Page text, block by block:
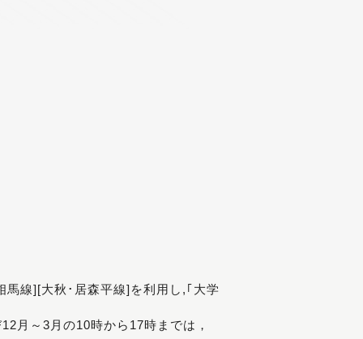
線][大秋･居森平線]を利用し,｢大学
月～3月の10時から17時までは，